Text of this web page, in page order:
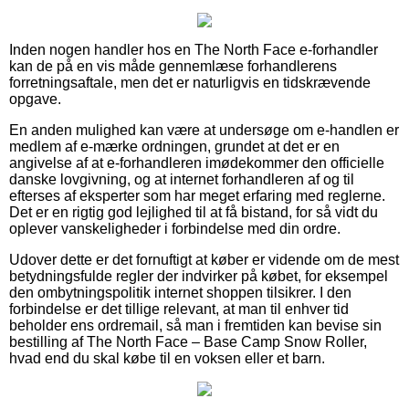
Inden nogen handler hos en The North Face e-forhandler
kan de på en vis måde gennemlæse forhandlerens
forretningsaftale, men det er naturligvis en tidskrævende
opgave.
En anden mulighed kan være at undersøge om e-handlen er
medlem af e-mærke ordningen, grundet at det er en
angivelse af at e-forhandleren imødekommer den officielle
danske lovgivning, og at internet forhandleren af og til
efterses af eksperter som har meget erfaring med reglerne.
Det er en rigtig god lejlighed til at få bistand, for så vidt du
oplever vanskeligheder i forbindelse med din ordre.
Udover dette er det fornuftigt at køber er vidende om de mest
betydningsfulde regler der indvirker på købet, for eksempel
den ombytningspolitik internet shoppen tilsikrer. I den
forbindelse er det tillige relevant, at man til enhver tid
beholder ens ordremail, så man i fremtiden kan bevise sin
bestilling af The North Face – Base Camp Snow Roller,
hvad end du skal købe til en voksen eller et barn.